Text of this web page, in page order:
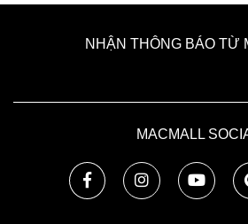
NHẬN THÔNG BÁO TỪ
MACMALL